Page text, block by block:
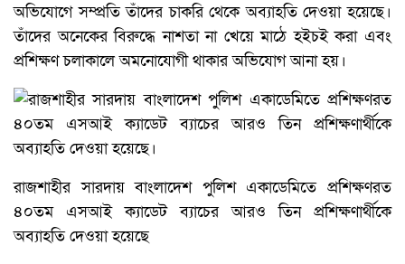
অভিযোগে সম্প্রতি তাঁদের চাকরি থেকে অব্যাহতি দেওয়া হয়েছে।
তাঁদের অনেকের বিরুদ্ধে নাশতা না খেয়ে মাঠে হইচই করা এবং
প্রশিক্ষণ চলাকালে অমনোযোগী থাকার অভিযোগ আনা হয়।
রাজশাহীর সারদায় বাংলাদেশ পুলিশ একাডেমিতে প্রশিক্ষণরত
৪০তম এসআই ক্যাডেট ব্যাচের আরও তিন প্রশিক্ষণার্থীকে
অব্যাহতি দেওয়া হয়েছে